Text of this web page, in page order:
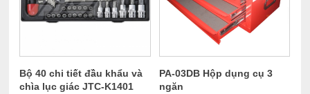
Bộ 40 chi tiết đầu khẩu và
chìa lục giác JTC-K1401
PA-03DB Hộp dụng cụ 3
ngăn